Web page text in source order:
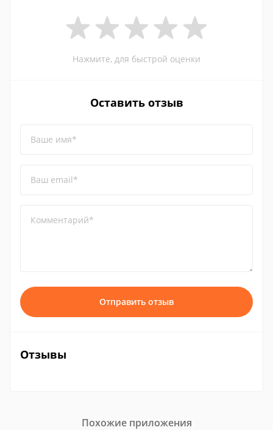
Нажмите, для быстрой оценки
Оставить отзыв
Ваше имя*
Ваш email*
Комментарий*
Отправить отзыв
Отзывы
Похожие приложения